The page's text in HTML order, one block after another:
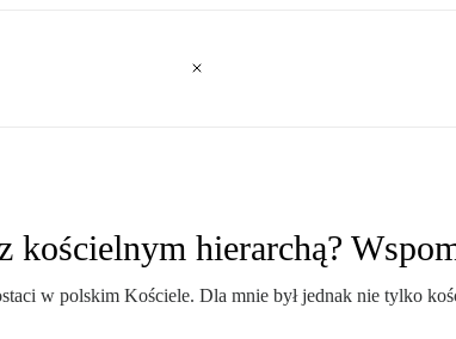
hierarchą?
w polskim Kościele. Dla mnie był jednak nie tylko